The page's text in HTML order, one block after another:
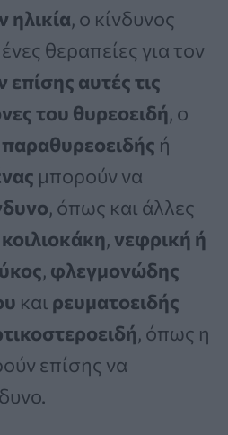
ηλικία, ο κίνδυνος
θεραπείες για τον
επίσης αυτές τις
του θυρεοειδή, ο
ή
μπορούν να
, όπως και άλλες
κοιλιοκάκη,νεφρική ή
, φλεγμονώδης
και ρευματοειδής
, όπως η
επίσης να